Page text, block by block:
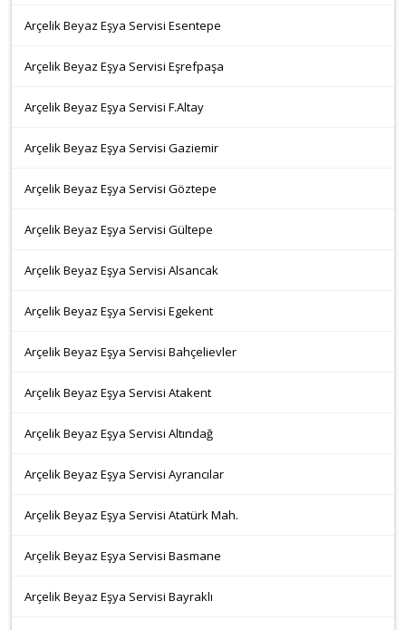
Arçelik Beyaz Eşya Servisi Esentepe
Arçelik Beyaz Eşya Servisi Eşrefpaşa
Arçelik Beyaz Eşya Servisi F.Altay
Arçelik Beyaz Eşya Servisi Gaziemir
Arçelik Beyaz Eşya Servisi Göztepe
Arçelik Beyaz Eşya Servisi Gültepe
Arçelik Beyaz Eşya Servisi Alsancak
Arçelik Beyaz Eşya Servisi Egekent
Arçelik Beyaz Eşya Servisi Bahçelievler
Arçelik Beyaz Eşya Servisi Atakent
Arçelik Beyaz Eşya Servisi Altındağ
Arçelik Beyaz Eşya Servisi Ayrancılar
Arçelik Beyaz Eşya Servisi Atatürk Mah.
Arçelik Beyaz Eşya Servisi Basmane
Arçelik Beyaz Eşya Servisi Bayraklı